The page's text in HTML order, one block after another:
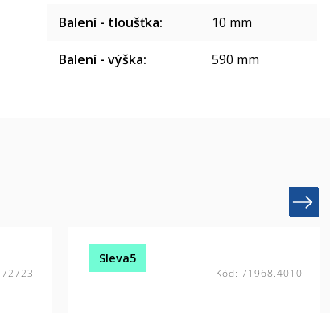
Balení - tloušťka: 10 mm
Balení - výška: 590 mm
72723
Sleva5
Kód: 71968.4010
Next